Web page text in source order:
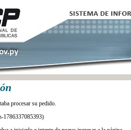
procesar su pedido.
1786337085393)